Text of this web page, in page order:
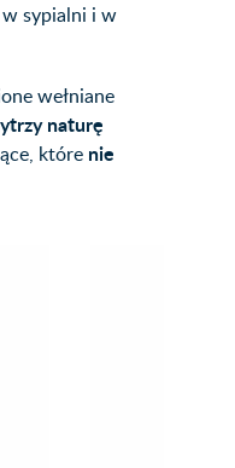
sypialni i w
wełniane
naturę
które nie